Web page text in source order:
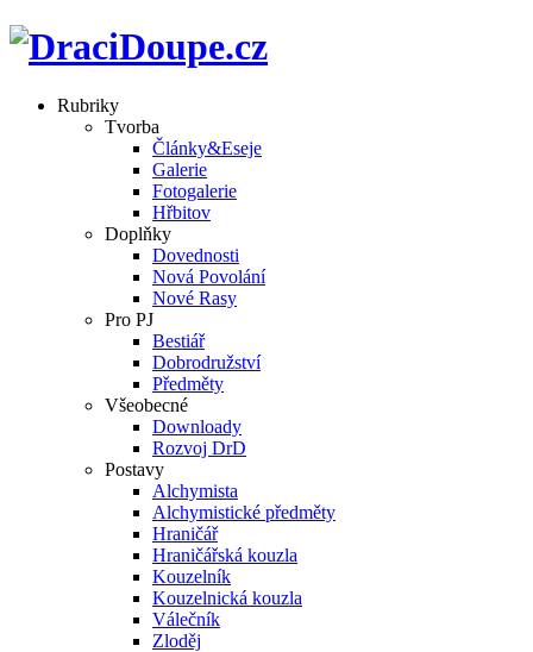
Rubriky
Tvorba
Články&Eseje
Galerie
Fotogalerie
Hřbitov
Doplňky
Dovednosti
Nová Povolání
Nové Rasy
Pro PJ
Bestiář
Dobrodružství
Předměty
Všeobecné
Downloady
Rozvoj DrD
Postavy
Alchymista
Alchymistické předměty
Hraničář
Hraničářská kouzla
Kouzelník
Kouzelnická kouzla
Válečník
Zloděj